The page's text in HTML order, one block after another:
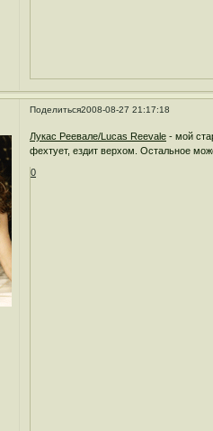
Поделиться2008-08-27 21:17:18
Лукас Реевале/Lucas Reevale - мой
фехтует, ездит верхом. Остальное
0